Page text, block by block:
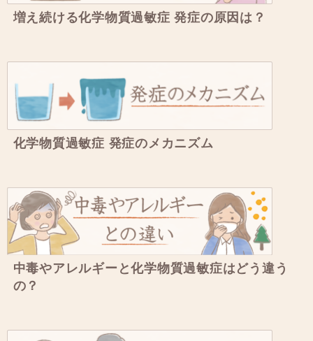
増え続ける化学物質過敏症 発症の原因は？
化学物質過敏症 発症のメカニズム
中毒やアレルギーと化学物質過敏症はどう違う
の？